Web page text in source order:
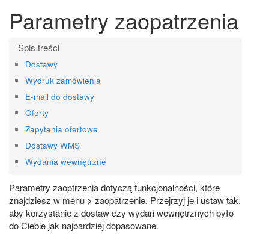
Parametry zaopatrzenia
Dostawy
Wydruk zamówienia
E-mail do dostawy
Oferty
Zapytania ofertowe
Dostawy WMS
Wydania wewnętrzne
Parametry zaoptrzenia dotyczą funkcjonalności, które
znajdziesz w menu > zaopatrzenie. Przejrzyj je i ustaw tak,
aby korzystanie z dostaw czy wydań wewnętrznych było
do Ciebie jak najbardziej dopasowane.